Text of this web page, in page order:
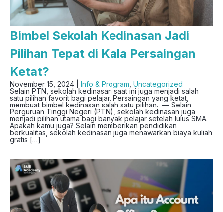
Bimbel Sekolah Kedinasan Jadi
Pilihan Tepat di Kala Persaingan
Ketat?
November 15, 2024 | Info & Program Uncategorized
Selain PTN, sekolah kedinasan saat ini juga menjadi salah
satu pilihan favorit bagi pelajar. Persaingan yang ketat,
membuat bimbel kedinasan salah satu pilihan. — Selain
Perguruan Tinggi Negeri (PTN), sekolah kedinasan juga
menjadi pilihan utama bagi banyak pelajar setelah lulus SMA.
Apakah kamu juga? Selain memberikan pendidikan
berkualitas, sekolah kedinasan juga menawarkan biaya kuliah
gratis […]